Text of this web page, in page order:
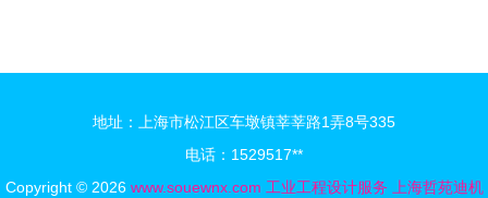
风电行业高
细流程与步
骤介绍
地址：上海市松江区车墩镇莘莘路1弄8号335
电话：1529517**
Copyright © 2026 www.souewnx.com 工业工程设计服务 上海哲苑迪机